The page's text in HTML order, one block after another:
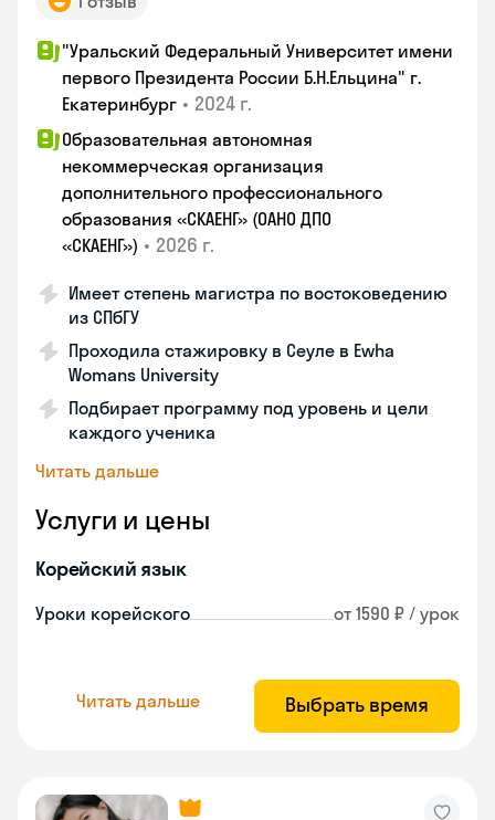
"Уральский Федеральный Университет имени
первого Президента России Б.Н.Ельцина" г.
Екатеринбург • 2024 г.
Образовательная автономная
некоммерческая организация
дополнительного профессионального
образования «СКАЕНГ» (ОАНО ДПО
«СКАЕНГ») • 2026 г.
Имеет степень магистра по востоковедению
из СПбГУ
Проходила стажировку в Сеуле в Ewha
Womans University
Подбирает программу под уровень и цели
каждого ученика
Читать дальше
Услуги и цены
Корейский язык
Уроки корейского от 1590 ₽ / урок
Читать дальше Выбрать время